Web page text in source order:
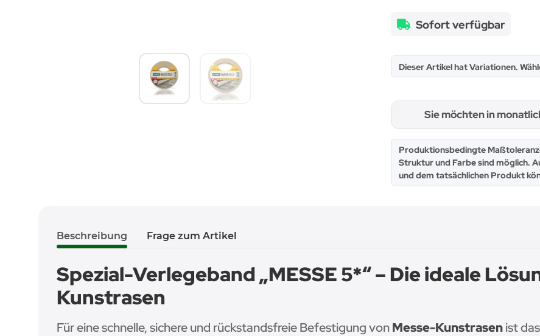
Sofort verfügbar
x
Dieser Artikel hat Variationen.
Sie möchten in
x
Produktionsbedingte
Struktur und Farbe sind möglich.
und dem tatsächlichen Produkt
Beschreibung Frage zum Artikel
Spezial-Verlegeband „MESSE 5*“ – Die ideale
Kunstrasen
Für eine schnelle, sichere und rückstandsfreie Befestigung vonMesse-Kunstrasenist das